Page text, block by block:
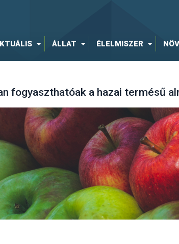
ÁLLAT ÉLELMISZER
fogyaszthatóak a hazai termésű